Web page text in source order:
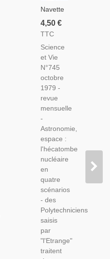
Navette
Spatiale
Française,
1975,
Archéologie
Glozel,
Science
Et Vie
N°745
Octobre
1979 -
Revues
Scientifiques,
4,50 €
TTC
Science
et Vie
N°745
octobre
1979 -
revue
mensuelle
-
Astronomie,
espace :
l'hécatombe
nucléaire
en
quatre
scénarios
- des
Polytechniciens
saisis
par
"l'Etrange"
traitent